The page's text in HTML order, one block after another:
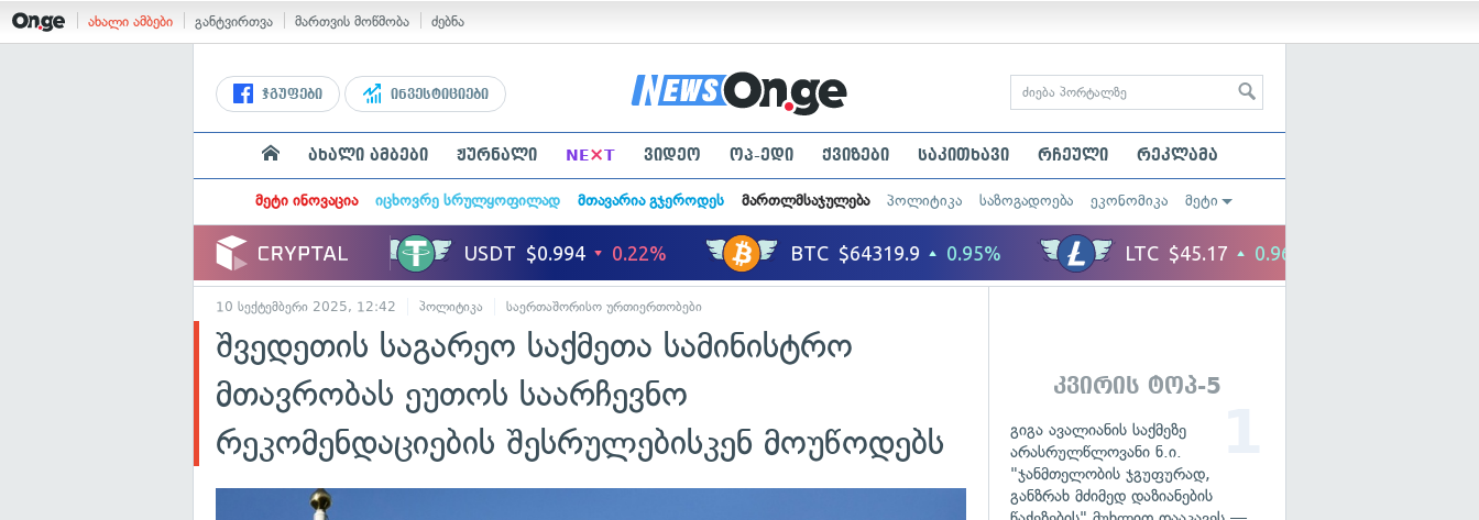
ახალი ამბები განტვირთვა მართვის მოწმობა ძებნა
ჯგუფები ინვესტიციები
ახალი ამბები ჟურნალი NE×T ვიდეო ოპ-ედი ქვიზები საკითხავი რჩეული რეკლამა
მეტი ინოვაცია იცხოვრე სრულყოფილად მთავარია გჯეროდეს მართლმსაჯულება პოლიტიკა საზოგადოება ეკონომიკა მეტი
10 სექტემბერი 2025, 12:42 პოლიტიკა საერთაშორისო ურთიერთობები
შვედეთის საგარეო საქმეთა სამინისტრო
მთავრობას ეუთოს საარჩევნო
რეკომენდაციების შესრულებისკენ მოუწოდებს
კვირის ტოპ-5
გიგა ავალიანის საქმეზე
არასრულწლოვანი ნ.ი.
"ჯანმთელობის ჯგუფურად,
განზრახ მძიმედ დაზიანების